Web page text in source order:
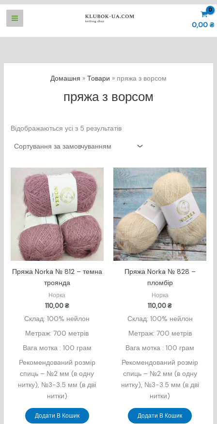
Перейти
0,00 ₴
Домашня Товари пряжа з ворсом
пряжа з ворсом
Відображаються усі з 5 результатів
Пряжа Norka № 812 – темна
троянда
Норка
110,00₴
Склад: 100% нейлон
Метраж: 700 метрів
Вага мотка : 100 грам
Рекомендований розмір
спиць – №2 мм (в одну
нитку), №3-3.5 мм (в дві
нитки)
Додати В Кошик
Пряжа Norka № 828 –
пломбір
Норка
110,00₴
Склад: 100% нейлон
Метраж: 700 метрів
Вага мотка : 100 грам
Рекомендований розмір
спиць – №2 мм (в одну
нитку), №3-3.5 мм (в дві
нитки)
Додати В Кошик